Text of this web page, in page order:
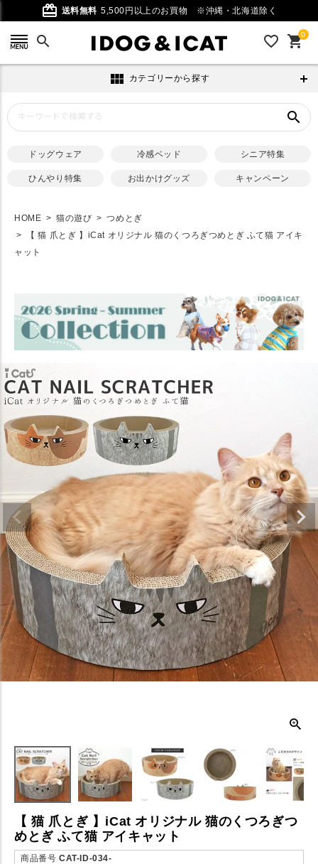
card_giftcard 送料無料 5,500円以上のお買物 ※沖縄・北海道除く
search favorite_outline 0
shopping_cart
view_module カテゴリーから探す
search
ドッグウェア 冷感ベッド シニア特集
ひんやり特集 お出かけグッズ キャンペーン
HOME 猫の遊び
つめとぎ
【 猫 爪とぎ 】iCat オリジナル 猫のくつろぎつめとぎ ふて猫 アイキ
ャット
【 猫 爪とぎ 】iCat オリジナル 猫のくつろぎつ
めとぎ ふて猫 アイキャット
商品番号 CAT-ID-034-